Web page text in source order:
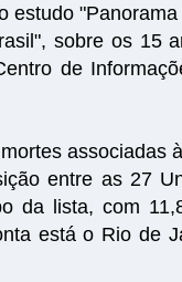
estudo
sobre os 15
de
associadas
entre as 27
da lista, com
está o Rio de